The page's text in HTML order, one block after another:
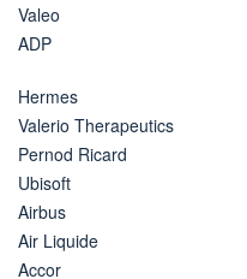
Valeo
ADP
Hermes
Valerio Therapeutics
Pernod Ricard
Ubisoft
Airbus
Air Liquide
Accor